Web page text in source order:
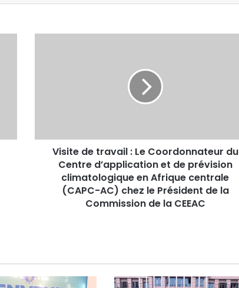
d’application
prévision
climatologique
chez
Président
Visite de travail : Le Coordonnateur du
Centre d’application et de prévision
climatologique en Afrique centrale
(CAPC-AC) chez le Président de la
Commission de la CEEAC